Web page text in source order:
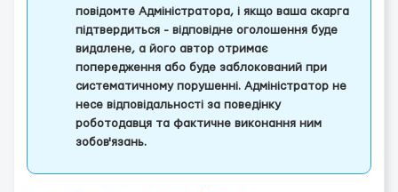
повідомте Адміністратора, і якщо ваша скарга
підтвердиться - відповідне оголошення буде
видалене, а його автор отримає
попередження або буде заблокований при
систематичному порушенні. Адміністратор не
несе відповідальності за поведінку
роботодавця та фактичне виконання ним
зобов'язань.